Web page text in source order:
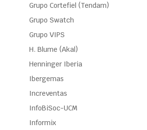
Grupo Cortefiel (Tendam)
Grupo Swatch
Grupo VIPS
H. Blume (Akal)
Henninger Iberia
Ibergemas
Increventas
InfoBiSoc-UCM
Informix